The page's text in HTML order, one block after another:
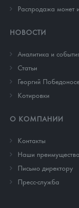
Распродажа монет
НОВОСТИ
Аналитика и
Cтатьи
Георгий
Котировки
О КОМПАНИИ
Контакты
Наши преимущества
Письмо директору
Пресс-служба